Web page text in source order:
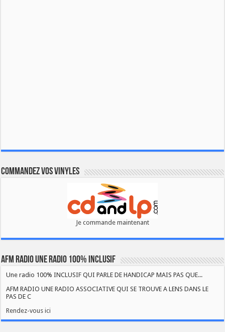
Commandez vos vinyles
Je commande maintenant
AFM RADIO UNE RADIO 100% INCLUSIF
Une radio 100% INCLUSIF QUI PARLE DE HANDICAP MAIS PAS QUE...
AFM RADIO UNE RADIO ASSOCIATIVE QUI SE TROUVE A LENS DANS LE
PAS DE C
Rendez-vous ici